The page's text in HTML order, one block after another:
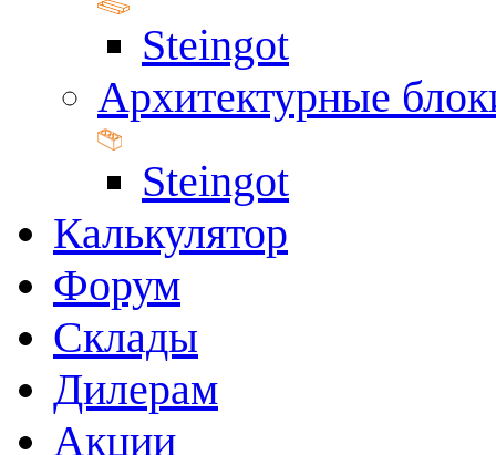
Steingot
Архитектурные
Steingot
Калькулятор
Форум
Склады
Дилерам
Акции